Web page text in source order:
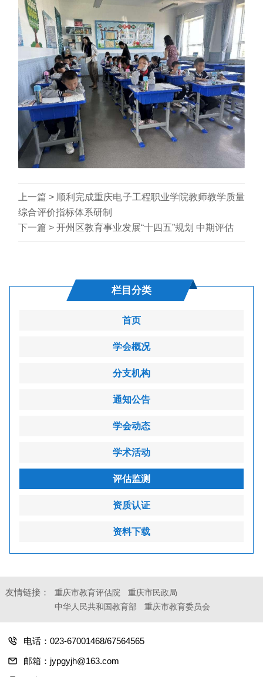
上一篇 > 顺利完成重庆电子工程职业学院教师教学质量
综合评价指标体系研制
下一篇 > 开州区教育事业发展“十四五”规划 中期评估
栏目分类
首页
学会概况
分支机构
通知公告
学会动态
学术活动
评估监测
资质认证
资料下载
友情链接： 重庆市教育评估院
重庆市民政局
中华人民共和国教育部
重庆市教育委员会
电话：023-67001468/67564565
邮箱：jypgyjh@163.com